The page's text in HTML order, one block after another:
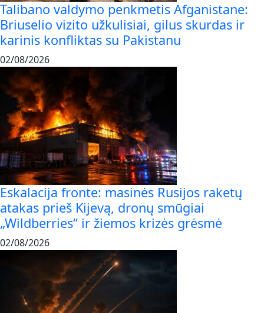
Talibano valdymo penkmetis Afganistane:
Briuselio vizito užkulisiai, gilus skurdas ir
karinis konfliktas su Pakistanu
02/08/2026
Eskalacija fronte: masinės Rusijos raketų
atakas prieš Kijevą, dronų smūgiai
„Wildberries“ ir žiemos krizės grėsmė
02/08/2026